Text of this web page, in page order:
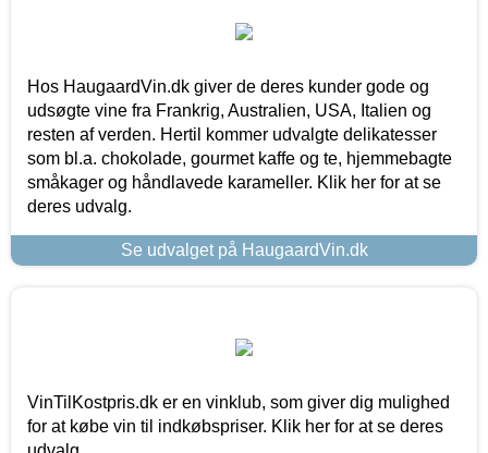
Hos HaugaardVin.dk giver de deres kunder gode og
udsøgte vine fra Frankrig, Australien, USA, Italien og
resten af verden. Hertil kommer udvalgte delikatesser
som bl.a. chokolade, gourmet kaffe og te, hjemmebagte
småkager og håndlavede karameller. Klik her for at se
deres udvalg.
Se udvalget på HaugaardVin.dk
VinTilKostpris.dk er en vinklub, som giver dig mulighed
for at købe vin til indkøbspriser. Klik her for at se deres